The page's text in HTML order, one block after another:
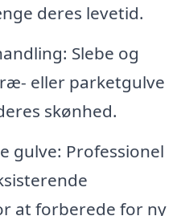
deres levetid.
Slebe og
eller parketgulve
skønhed.
gulve: Professionel
at forberede for ny